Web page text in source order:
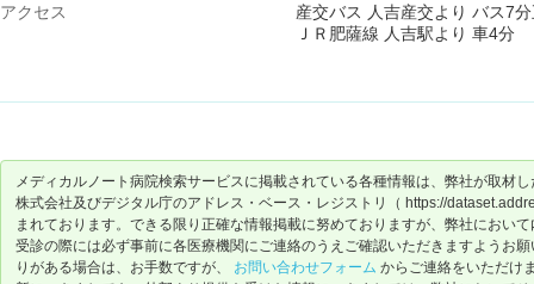
アクセス
産交バス 人吉産交より バス7
ＪＲ肥薩線 人吉駅より 車4分
メディカルノート病院検索サービスに掲載されている各種情報は、弊社が取材
株式会社及びデジタル庁のアドレス・ベース・レジストリ（ https://
まれております。できる限り正確な情報掲載に努めておりますが、弊社におい
受診の際には必ず事前に各医療機関にご連絡のうえご確認いただきますようお
りがある場合は、お手数ですが、 お問い合わせフォーム からご連絡をいただけ